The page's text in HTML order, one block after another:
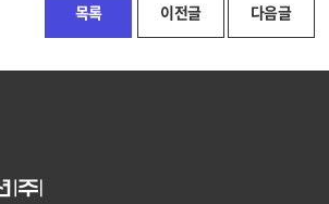
목록 이전글 다음글